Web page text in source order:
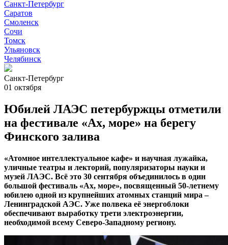
Санкт-Петербург
Саратов
Смоленск
Сочи
Томск
Ульяновск
Челябинск
Санкт-Петербург
01 октября
Юбилей ЛАЭС петербуржцы отметили
на фестивале «Ах, море» на берегу
Финского залива
«Атомное интеллектуальное кафе» и научная лужайка,
уличные театры и лекторий, популяризаторы науки и
музей ЛАЭС. Всё это 30 сентября объединилось в один
большой фестиваль «Ах, море», посвященный 50-летнему
юбилею одной из крупнейших атомных станций мира –
Ленинградской АЭС. Уже полвека её энергоблоки
обеспечивают выработку трети электроэнергии,
необходимой всему Северо-Западному региону.